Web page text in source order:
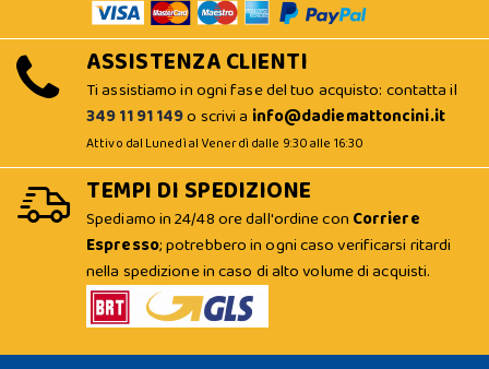
ASSISTENZA CLIENTI
Ti assistiamo in ogni fase del tuo acquisto: contatta il
349 11 91 149o scrivi a info@dadiemattoncini.it
Attivo dal Lunedì al Venerdì dalle 9:30 alle 16:30
TEMPI DI SPEDIZIONE
Spediamo in 24/48 ore dall'ordine con Corriere
Espresso; potrebbero in ogni caso verificarsi ritardi
nella spedizione in caso di alto volume di acquisti.